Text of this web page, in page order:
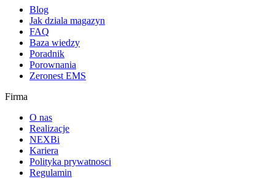
Blog
Jak dziala magazyn
FAQ
Baza wiedzy
Poradnik
Porownania
Zeronest EMS
Firma
O nas
Realizacje
NEXBi
Kariera
Polityka prywatnosci
Regulamin